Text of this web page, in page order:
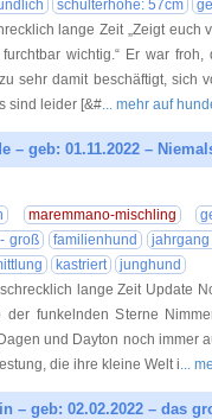
schulterhöhe: 57cm
lange Zeit „Zeigt euch
wichtig.“ Er war
sehr damit beschäftigt, sich
sind leider [&#... mehr auf
– geb: 01.11.2022 –
maremmano-mischling
groß familienhund
kastriert
junghund
lange Zeit Update
der funkelnden Sterne
und Dayton noch immer
die ihre kleine Welt i...
– geb: 02.02.2022 – das